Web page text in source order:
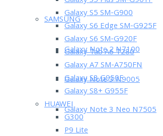
SAMSUNG
Galaxy Note 2 N7100
Galaxy Note 3 N9005
Galaxy Note 3 Neo N7505
Galaxy S5 SM-G900
Galaxy S6 Edge SM-G925F
Galaxy S6 SM-G920F
Galaxy Tab A6 T280
Galaxy A7 SM-A750FN
Galaxy S8 G950F
Galaxy S8+ G955F
HUAWEI
G300
P9 Lite